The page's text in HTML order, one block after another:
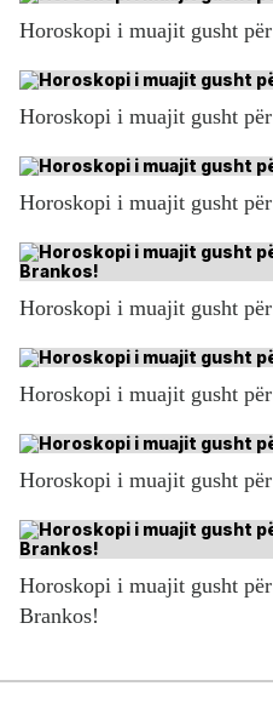
Horoskopi i muajit gusht
Horoskopi i muajit gusht
Horoskopi i muajit gusht
Horoskopi i muajit gusht
Horoskopi i muajit gusht
Horoskopi i muajit gusht
Horoskopi i muajit gusht
Brankos!